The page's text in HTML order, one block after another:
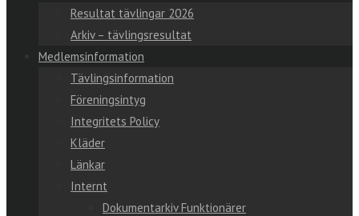
Resultat tävlingar 2026
Arkiv – tävlingsresultat
Medlemsinformation
Tävlingsinformation
Föreningsintyg
Integritets Policy
Kläder
Länkar
Internt
Dokumentarkiv Funktionärer